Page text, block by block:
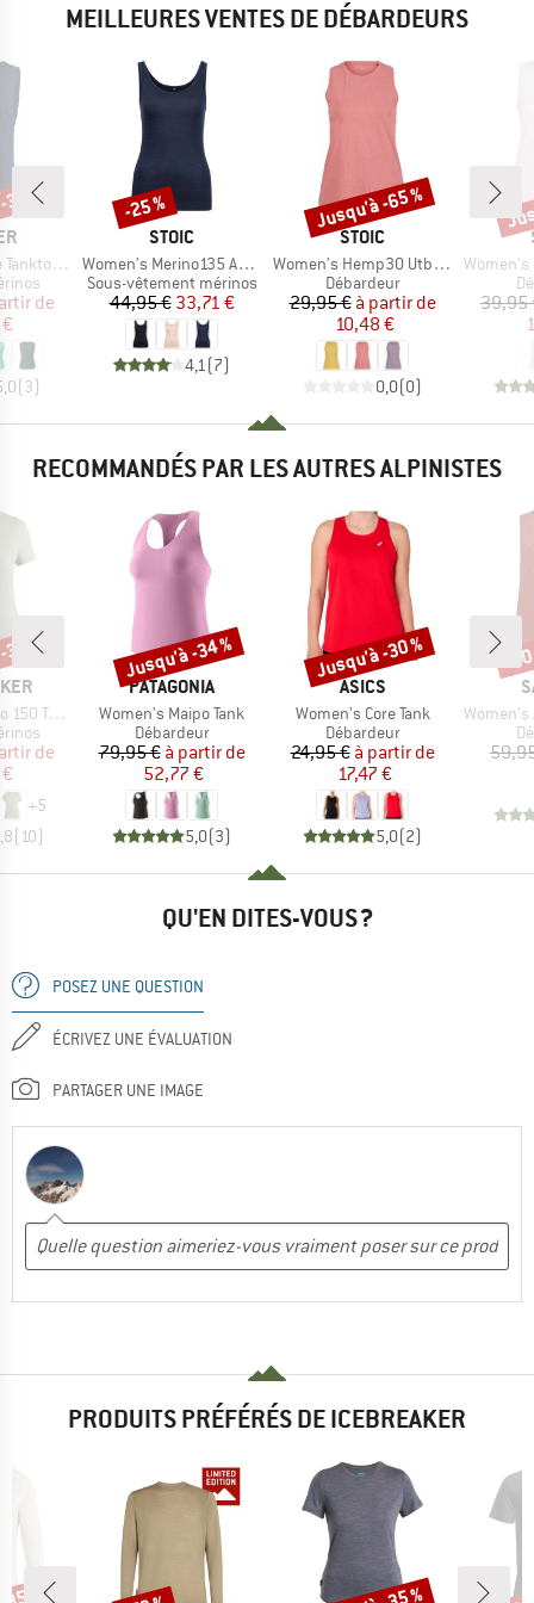
MEILLEURES VENTES DE DÉBARDEURS
Tencel
réduit
de
(3)
%
MARQUE
STOIC
Article
Women's Merino135 AnebySt. Tank
Product group
Sous-vêtement mérinos
Prix
44,95 €Prix réduit
33,71 €
4,1 (7)
Remise
-25 %
MARQUE
STOIC
Article
Women's Hemp30 UtbySt. Tank
Product group
Débardeur
Prix
29,95 € Prix réduit
à partir de
10,48 €
0,0(0)
Remise
Jusqu'à -65 %
Article
Women's
39,95
RECOMMANDÉS PAR LES AUTRES ALPINISTES
III S/S Tee
réduit
de
+5
(10)
%
MARQUE
PATAGONIA
Article
Women's Maipo Tank
Product group
Débardeur
Prix
79,95 € Prix réduit
à partir de
52,77 €
5,0(3)
Remise
Jusqu'à -34 %
MARQUE
ASICS
Article
Women's Core Tank
Product group
Débardeur
Prix
24,95 € Prix réduit
à partir de
17,47 €
5,0(2)
Remise
Jusqu'à -30 %
Article
Women's
-
QU'EN DITES-VOUS ?
POSEZ UNE QUESTION
ÉCRIVEZ UNE ÉVALUATION
PARTAGER UNE IMAGE
PRODUITS PRÉFÉRÉS DE ICEBREAKER